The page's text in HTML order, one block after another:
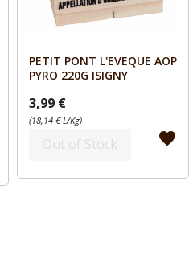
 Aperçu
PETIT PONT L'EVEQUE AOP
PYRO 220G ISIGNY
3,99 €
(18,14 € L/Kg)
Out of Stock favorite